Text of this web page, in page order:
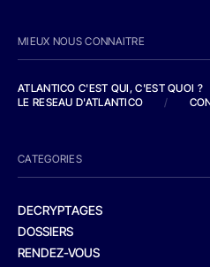
MIEUX NOUS CONNAITRE
ATLANTICO C'EST QUI, C'EST QUOI ?
LE RESEAU D'ATLANTICO
/
CATEGORIES
DECRYPTAGES
DOSSIERS
RENDEZ-VOUS